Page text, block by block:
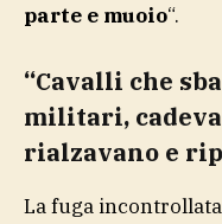
parte e muoio“.
“Cavalli che
militari,
rialzavano e
La fuga